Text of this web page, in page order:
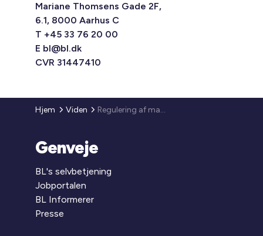
Mariane Thomsens Gade 2F,
6.1, 8000 Aarhus C
T +45 33 76 20 00
E bl@bl.dk
CVR 31447410
Hjem Viden Regulering af maksimumhuslejen 2019
Genveje
BL's selvbetjening
Jobportalen
BL Informerer
Presse